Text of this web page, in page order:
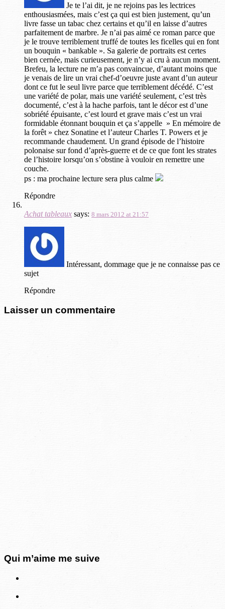
Je te l’ai dit, je ne rejoins pas les lectrices
enthousiasmées, mais c’est ça qui est bien justement, qu’un
livre fasse un tabac chez certains et qu’il en laisse d’autres
parfaitement de marbre. Je n’ai pas aimé ce roman parce que
je le trouve terriblement truffé de toutes les ficelles qui en font
un bouquin « bankable ». Sa galerie de portraits est certes
bien cernée, mais curieusement, je n’y ai cru à aucun moment.
Brefeu, la lecture ne m’a pas convaincue, d’autant moins que
je venais de lire un vrai chef-d’oeuvre juste avant d’un auteur
dont ce fut le seul livre parce que terriblement décédé. C’est
une variété de polar, mais une variété seulement, c’est très
documenté, c’est à la hache parfois, tant le décor est d’une
sobriété épuisante, c’est lourd et grave mais c’est un vrai
formidable étonnant bouquin et ça s’appelle » En mémoire de
la forêt » chez Sonatine et l’auteur Charles T. Powers et je
recommande chaudement. Un grand épisode de l’histoire
polonaise sur fond d’après-guerre et de ce que font les strates
de l’histoire lorsqu’on s’obstine à vouloir en remettre une
couche.
ps : ma prochaine lecture sera plus calme
Répondre
Achat tableaux says: 8 mars 2012 at 21:57
Intéressant, dommage que je ne connaisse pas ce
sujet
Répondre
Laisser un commentaire
Qui m’aime me suive